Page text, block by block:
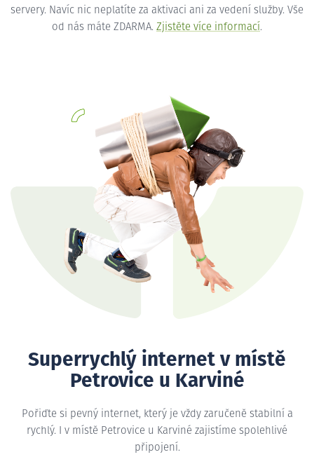
servery. Navíc nic neplatíte za aktivaci ani za vedení služby. Vše
od nás máte ZDARMA. Zjistěte více informací.
Superrychlý internet v místě
Petrovice u Karviné
Pořiďte si pevný internet, který je vždy zaručeně stabilní a
rychlý. I v místě Petrovice u Karviné zajistíme spolehlivé
připojení.